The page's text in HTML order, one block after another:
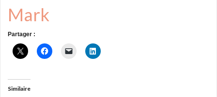
Mark
Partager :
Similaire